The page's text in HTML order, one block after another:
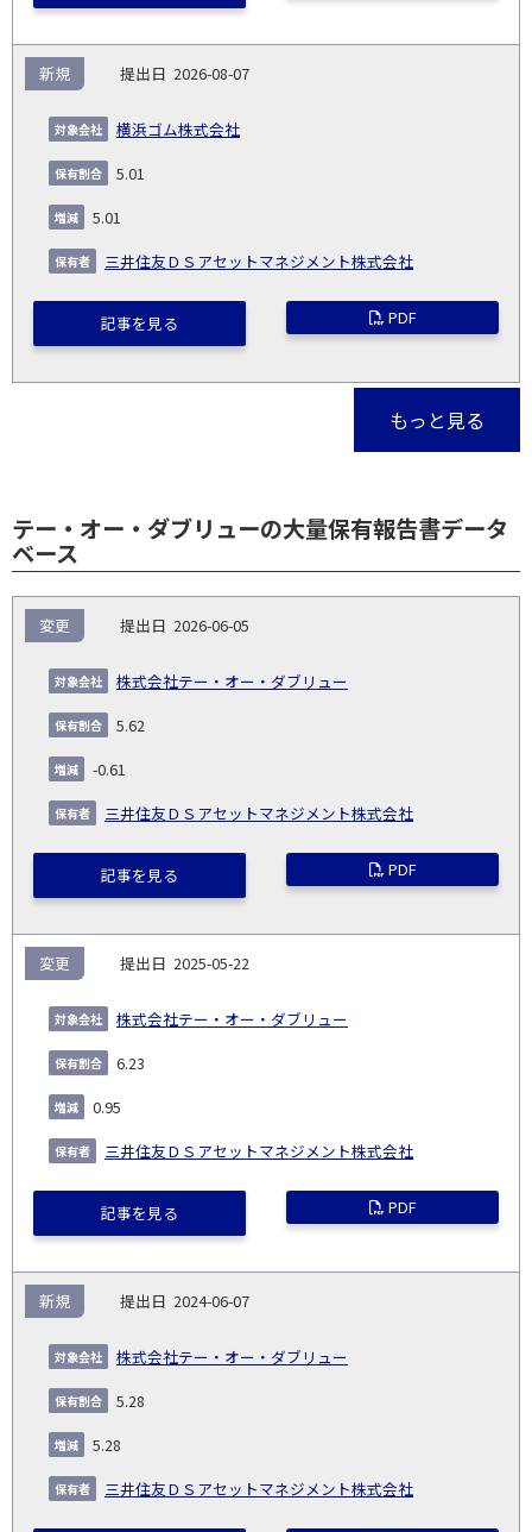
2026-08-07
横浜ゴム株式会社
新規
5.01
5.01
三井住友ＤＳアセットマネジメント株式会社
記事を見る PDF
もっと見る
テー・オー・ダブリューの大量保有報告書データ
ベース
NO.
告
義
務
発
生
日
出
コー
象
業
種
割
2026-06-05
株式会社テー・オー・ダブリュー
変更
5.62
-0.61
三井住友ＤＳアセットマネジメント株式会社
記事を見る PDF
2025-05-22
株式会社テー・オー・ダブリュー
変更
6.23
0.95
三井住友ＤＳアセットマネジメント株式会社
記事を見る PDF
2024-06-07
株式会社テー・オー・ダブリュー
新規
5.28
5.28
三井住友ＤＳアセットマネジメント株式会社